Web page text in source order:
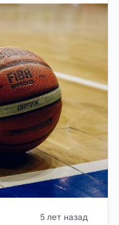
5 лет назад